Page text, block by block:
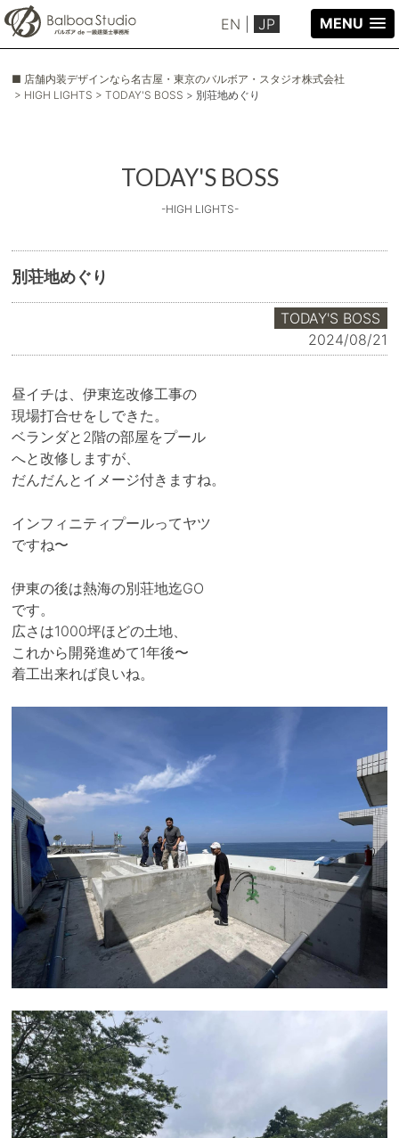
EN JP MENU
■ 店舗内装デザインなら名古屋・東京のバルボア・スタジオ株式会社
> HIGH LIGHTS > TODAY'S BOSS > 別荘地めぐり
TODAY'S BOSS
-HIGH LIGHTS-
別荘地めぐり
TODAY'S BOSS
2024/08/21
昼イチは、伊東迄改修工事の
現場打合せをしできた。
ベランダと2階の部屋をプール
へと改修しますが、
だんだんとイメージ付きますね。
インフィニティプールってヤツ
ですね〜
伊東の後は熱海の別荘地迄GO
です。
広さは1000坪ほどの土地、
これから開発進めて1年後〜
着工出来れば良いね。